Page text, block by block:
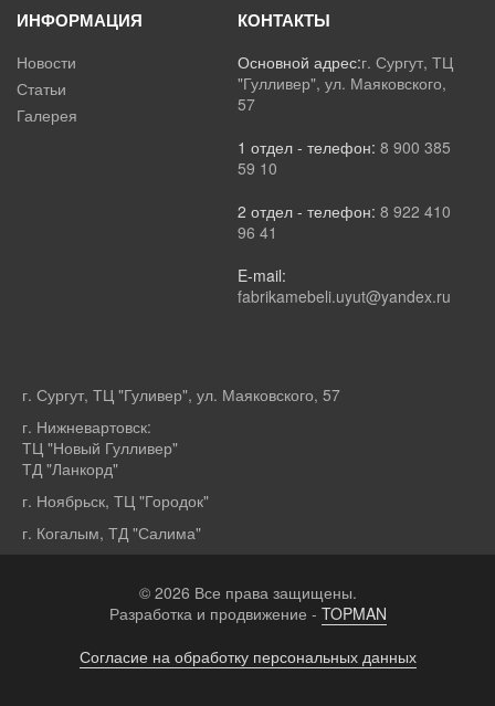
ИНФОРМАЦИЯ
Новости
Статьи
Галерея
КОНТАКТЫ
Основной адрес:г. Сургут, ТЦ
"Гулливер", ул. Маяковского,
57
1 отдел - телефон: 8 900 385
59 10
2 отдел - телефон: 8 922 410
96 41
E-mail:
fabrikamebeli.uyut@yandex.ru
г. Сургут, ТЦ "Гуливер", ул. Маяковского, 57
г. Нижневартовск:
ТЦ "Новый Гулливер"
ТД "Ланкорд"
г. Ноябрьск, ТЦ "Городок"
г. Когалым, ТД "Салима"
© 2026 Все права защищены.
Разработка и продвижение - TOPMAN
Согласие на обработку персональных данных